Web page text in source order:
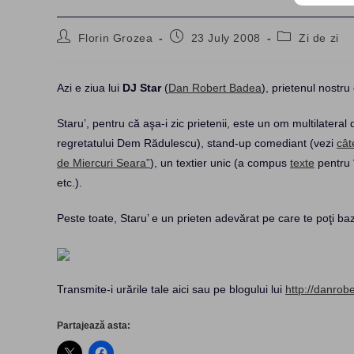
PostFlorin Grozea
Post23 July 2008
PostZi de zi
Azi e ziua lui DJ Star(Dan Robert Badea), prietenul nostru
Staru’, pentru că aşa-i zic prietenii, este un om
regretatului Dem Rădulescu), stand-up comediant (vezi
de Miercuri Seara”), un textier unic (a compus texte pentru
etc.).
Peste toate, Staru’ e un prieten adevărat pe care te poţi
Transmite-i urările tale aici sau pe blogului lui http://
Partajează asta: